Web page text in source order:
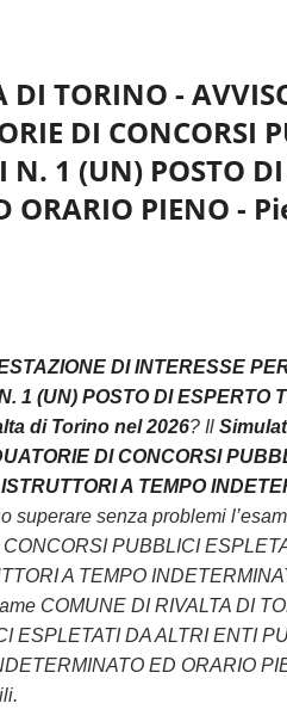
TORINO -
DI CONCORSI
1 (UN) POSTO DI
ORARIO PIENO -
DI INTERESSE
1 (UN) POSTO DI ESPERTO
di Torino nel 2026? Il
DI CONCORSI
A TEMPO
superare senza problemi
PUBBLICI
A TEMPO
COMUNE DI RIVALTA DI
ESPLETATI DA ALTRI ENTI
ED ORARIO